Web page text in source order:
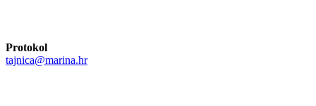
Protokol
tajnica@marina.hr